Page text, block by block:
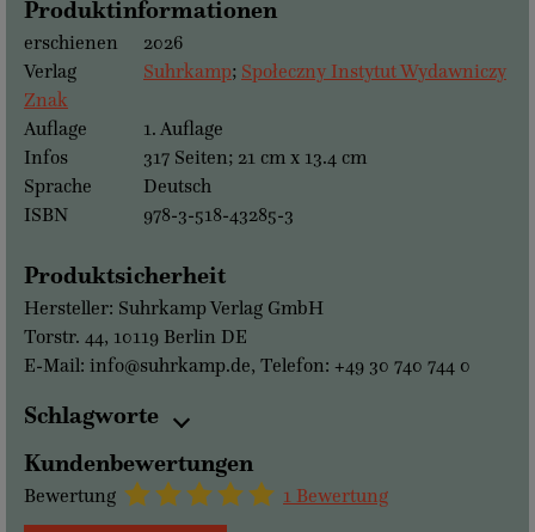
Produktinformationen
erschienen
2026
Verlag
Suhrkamp; Społeczny Instytut Wydawniczy
Znak
Auflage
1. Auflage
Infos
317 Seiten; 21 cm x 13.4 cm
Sprache
Deutsch
ISBN
978-3-518-43285-3
Produktsicherheit
Hersteller: Suhrkamp Verlag GmbH
Torstr. 44, 10119 Berlin DE
E-Mail: info@suhrkamp.de, Telefon: +49 30 740 744 0
Schlagworte
Kundenbewertungen
Bewertung 1 Bewertung